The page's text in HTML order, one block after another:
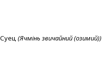
(Ячмінь звичайний (озимий))